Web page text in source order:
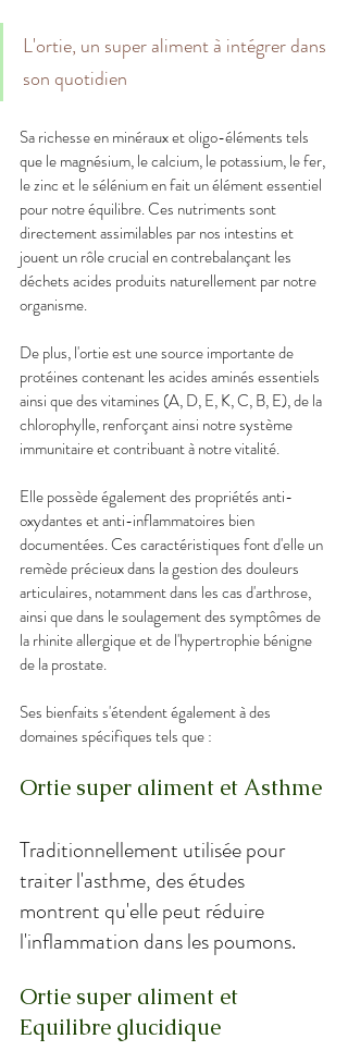
L'ortie, un super aliment à intégrer dans
son quotidien
Sa richesse en minéraux et oligo-éléments tels
que le magnésium, le calcium, le potassium, le fer,
le zinc et le sélénium en fait un élément essentiel
pour notre équilibre. Ces nutriments sont
directement assimilables par nos intestins et
jouent un rôle crucial en contrebalançant les
déchets acides produits naturellement par notre
organisme.
De plus, l'ortie est une source importante de
protéines contenant les acides aminés essentiels
ainsi que des vitamines (A, D, E, K, C, B, E), de la
chlorophylle, renforçant ainsi notre système
immunitaire et contribuant à notre vitalité.
Elle possède également des propriétés anti-
oxydantes et anti-inflammatoires bien
documentées. Ces caractéristiques font d'elle un
remède précieux dans la gestion des douleurs
articulaires, notamment dans les cas d'arthrose,
ainsi que dans le soulagement des symptômes de
la rhinite allergique et de l'hypertrophie bénigne
de la prostate.
Ses bienfaits s'étendent également à des
domaines spécifiques tels que :
Ortie super aliment et Asthme
Traditionnellement utilisée pour
traiter l'asthme, des études
montrent qu'elle peut réduire
l'inflammation dans les poumons.
Ortie super aliment et
Equilibre glucidique